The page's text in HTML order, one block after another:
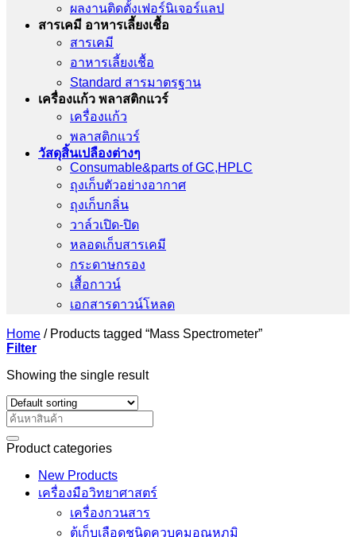
ผลงานติดตั้งเฟอร์นิเจอร์เเลป
สารเคมี อาหารเลี้ยงเชื้อ
สารเคมี
อาหารเลี้ยงเชื้อ
Standard สารมาตรฐาน
เครื่องเเก้ว พลาสติกแวร์
เครื่องเเก้ว
พลาสติกแวร์
วัสดุสิ้นเปลืองต่างๆ
Consumable&parts of GC,HPLC
ถุงเก็บตัวอย่างอากาศ
ถุงเก็บกลิ่น
วาล์วเปิด-ปิด
หลอดเก็บสารเคมี
กระดาษกรอง
เสื้อกาวน์
เอกสารดาวน์โหลด
Home /Products tagged “Mass Spectrometer”
Filter
Showing the single result
Search
for:
Product categories
New Products
เครื่องมือวิทยาศาสตร์
เครื่องกวนสาร
ตู้เก็บเลือดชนิดควบคุมอุณหภูมิ